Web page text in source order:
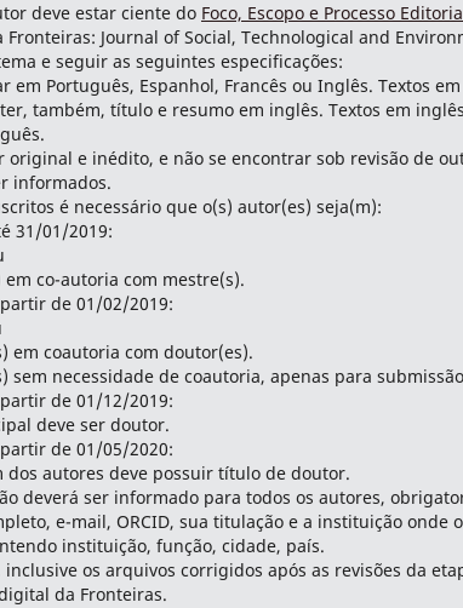
deve estar ciente do Foco, Escopo e Processo
Fronteiras: Journal of Social, Technological and
e seguir as seguintes especificações:
em Português, Espanhol, Francês ou Inglês. Textos
também, título e resumo em inglês. Textos em
original e inédito, e não se encontrar sob revisão de
informados.
é necessário que o(s) autor(es) seja(m):
31/01/2019:
co-autoria com mestre(s).
de 01/02/2019:
em coautoria com doutor(es).
sem necessidade de coautoria, apenas para
de 01/12/2019:
deve ser doutor.
de 01/05/2020:
dos autores deve possuir título de doutor.
deverá ser informado para todos os autores,
e-mail, ORCID, sua titulação e a instituição onde
instituição, função, cidade, país.
os arquivos corrigidos após as revisões da
da Fronteiras.